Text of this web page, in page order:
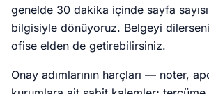
genelde 30 dakika içinde sayfa
bilgisiyle dönüyoruz. Belgeyi
ofise elden de getirebilirsiniz.
Onay adımlarının harçları — noter,